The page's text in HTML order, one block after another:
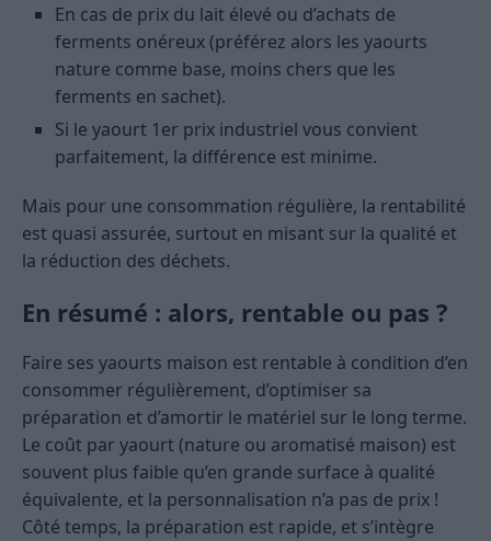
En cas de prix du lait élevé ou d’achats de
ferments onéreux (préférez alors les yaourts
nature comme base, moins chers que les
ferments en sachet).
Si le yaourt 1er prix industriel vous convient
parfaitement, la différence est minime.
Mais pour une consommation régulière, la rentabilité
est quasi assurée, surtout en misant sur la qualité et
la réduction des déchets.
En résumé : alors, rentable ou pas ?
Faire ses yaourts maison est rentable à condition d’en
consommer régulièrement, d’optimiser sa
préparation et d’amortir le matériel sur le long terme.
Le coût par yaourt (nature ou aromatisé maison) est
souvent plus faible qu’en grande surface à qualité
équivalente, et la personnalisation n’a pas de prix !
Côté temps, la préparation est rapide, et s’intègre